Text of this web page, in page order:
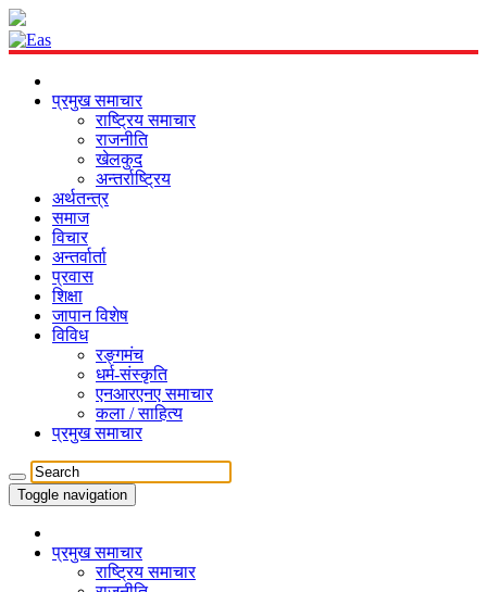
प्रमुख समाचार
राष्ट्रिय समाचार
राजनीति
खेलकुद
अन्तर्राष्ट्रिय
अर्थतन्त्र
समाज
विचार
अन्तर्वार्ता
प्रवास
शिक्षा
जापान विशेष
विविध
रङ्गमंच
धर्म-संस्कृति
एनआरएनए समाचार
कला / साहित्य
प्रमुख समाचार
Toggle navigation
प्रमुख समाचार
राष्ट्रिय समाचार